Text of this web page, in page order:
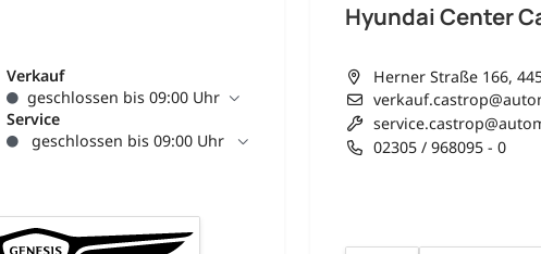
Verkauf
geschlossen bis 09:00 Uhr
Service
geschlossen bis 09:00 Uhr
Hyundai Center
Herner Straße 166,
02305 / 968095 - 0